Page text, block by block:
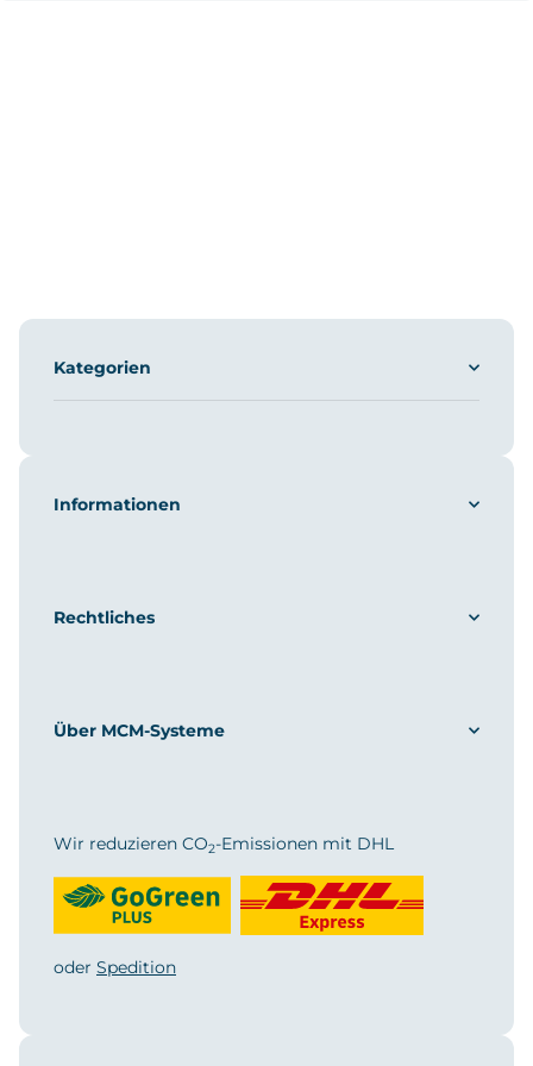
Kategorien
Informationen
Rechtliches
Über MCM-Systeme
Wir reduzieren CO2-Emissionen mit DHL
oder Spedition